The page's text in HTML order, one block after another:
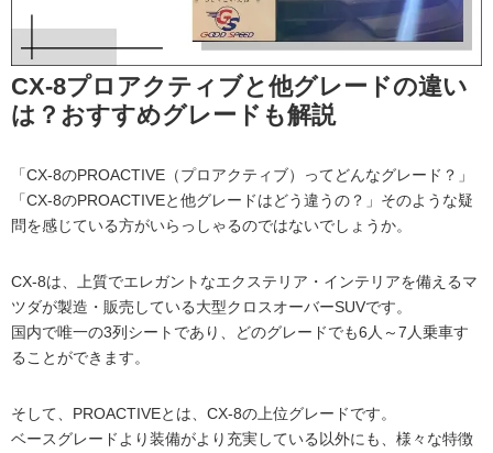
CX-8プロアクティブと他グレードの違い
は？おすすめグレードも解説
「CX-8のPROACTIVE（プロアクティブ）ってどんなグレード？」
「CX-8のPROACTIVEと他グレードはどう違うの？」そのような疑
問を感じている方がいらっしゃるのではないでしょうか。
CX-8は、上質でエレガントなエクステリア・インテリアを備えるマ
ツダが製造・販売している大型クロスオーバーSUVです。
国内で唯一の3列シートであり、どのグレードでも6人～7人乗車す
ることができます。
そして、PROACTIVEとは、CX-8の上位グレードです。
ベースグレードより装備がより充実している以外にも、様々な特徴